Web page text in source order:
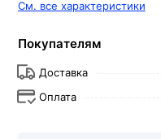
См. все характеристики
Покупателям
Доставка
Оплата